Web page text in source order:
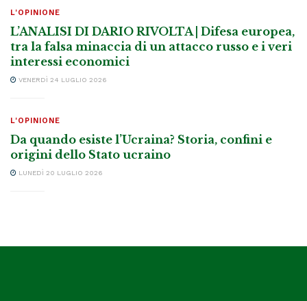
L'OPINIONE
L’ANALISI DI DARIO RIVOLTA | Difesa europea,
tra la falsa minaccia di un attacco russo e i veri
interessi economici
VENERDÌ 24 LUGLIO 2026
L'OPINIONE
Da quando esiste l’Ucraina? Storia, confini e
origini dello Stato ucraino
LUNEDÌ 20 LUGLIO 2026